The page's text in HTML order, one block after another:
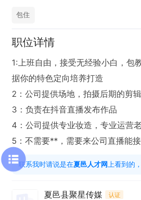
包住
职位详情
1:上班自由，接受无经验小白，包
据你的特色定向培养打造
2：公司提供场地，拍摄后期的剪
3：负责在抖音直播发布作品
4：公司提供专业妆造，专业运营
5：不需要**，需要来公司直播能
联系我时请说是在夏邑人才网 上看到的
夏邑县聚星传媒 认证